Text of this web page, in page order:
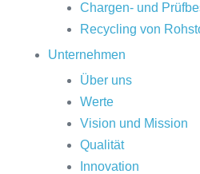
Chargen- und
Recycling von
Unternehmen
Über uns
Werte
Vision und Mission
Qualität
Innovation